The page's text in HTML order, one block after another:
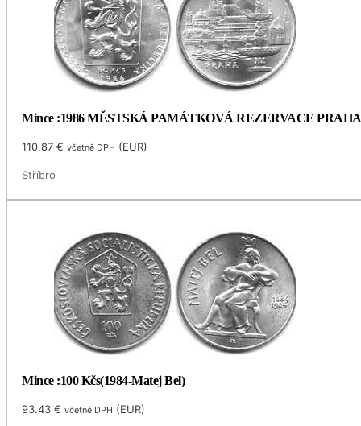
Mince :1986 MĚSTSKÁ PAMÁTKOVÁ REZERVACE PRAHA
110.87€ včetně DPH (EUR)
Stříbro
Mince :100 Kčs(1984-Matej Bel)
93.43€ včetně DPH (EUR)